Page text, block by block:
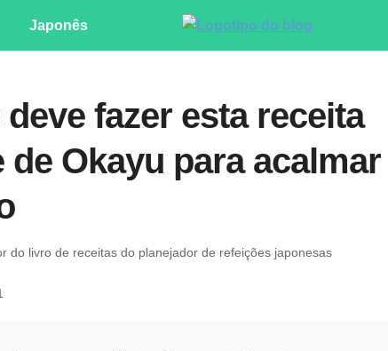
Japonês
fazer esta receita
Okayu para acalmar
do livro de receitas do planejador de refeições japonesas